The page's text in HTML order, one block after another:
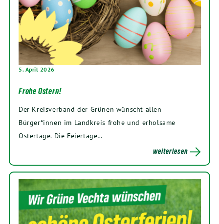
5. April 2026
Frohe Ostern!
Der Kreisverband der Grünen wünscht allen
Bürger*innen im Landkreis frohe und erholsame
Ostertage. Die Feiertage…
weiterlesen